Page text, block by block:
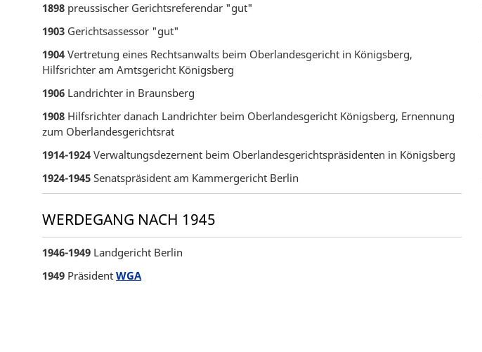
1898 preussischer Gerichtsreferendar "gut"
1903 Gerichtsassessor "gut"
1904 Vertretung eines Rechtsanwalts beim Oberlandesgericht in Königsberg,
Hilfsrichter am Amtsgericht Königsberg
1906 Landrichter in Braunsberg
1908 Hilfsrichter danach Landrichter beim Oberlandesgericht Königsberg, Ernennung
zum Oberlandesgerichtsrat
1914-1924 Verwaltungsdezernent beim Oberlandesgerichtspräsidenten in Königsberg
1924-1945 Senatspräsident am Kammergericht Berlin
WERDEGANG NACH 1945
1946-1949 Landgericht Berlin
1949 Präsident WGA